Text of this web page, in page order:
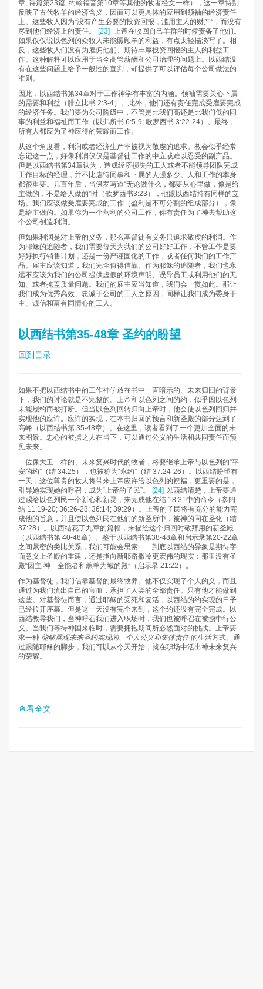
章, 诗篇第23篇, 约翰福音第10章等其他的牧者经文一样），这一章特别
反映了古代牧羊的经济含义，因而可以更具体的应用到领袖的经济责任
上。这些牧人因为“没有产生必要的投资回报，滥用主人的财产”，而没有
尽到他们经济上的责任。
[23] 上帝在收回自己羊群的时候责备了他们。
如果仅仅说以色列的众牧人未能照顾羊的利益，有点太轻描淡写了。相
反，这些牧人们没有为雇佣他们、期待丰厚投资回报的主人的利益工
作。这种解释可以应用于当今高管薪酬和公司治理的问题上。以西结没
有在这些问题上给予一般性的宣判，却提供了可以评估每个公司做法的
准则。
因此，以西结书第34章对于工作神学有丰富的内涵。领袖需要关心下属
的需要和利益（腓立比书 2:3-4）。此外，他们还有责任完成受雇要完成
的经济任务。我们要为公司阶级中，不管是比我们高还是比我们低的同
事的利益和福祉而工作（以弗所书 6:5-9; 歌罗西书 3:22-24）。最终，
所有人都应为了神应得的荣耀而工作。
从这个角度看，利润或者经济生产率被视为敬虔的追求。教会似乎经常
忘记这一点，好像利润仅仅是基督徒工作的中立或难以忍受的副产品。
但是以西结书第34章认为，造成经济损失的工人或者不能领导团队完成
工作目标的经理，并不比虐待同事和下属的人强多少。人和工作的本身
都很重要。几百年后，当保罗写道“无论做什么，都要从心里做，像是给
主做的，不是给人做的”时（歌罗西书3:23），他跟以西结持有同样的立
场。我们应该做受雇要完成的工作（盈利是不可分割的组成部分），像
是给主做的。如果你为一个营利的公司工作，你有责任为了神去帮助这
个公司创造利润。
但如果利润是对上帝的义务，那么基督徒有义务只追求敬虔的利润。作
为耶稣的追随者，我们需要每天为我们的公司好好工作，不管工作是要
好好执行销售计划，还是一份严谨固化的工作，或者任何我们的工作产
品。雇主应该知道，我们完全值得信靠。作为耶稣的追随者，我们也永
远不应该为我们的公司提供虚假的环境声明、误导员工或利用他们的无
知、或者掩盖质量问题。我们的雇主应当知道，我们会一贯如此。那让
我们成为优秀高效、忠诚于公司的工人之原因，同样让我们成为委身于
主、诚信和富有同情心的工人。
以西结书第35-48章 圣约的盼望
回到目录
如果不把以西结书中的工作神学放在书中一直暗示的、未来归回的背景
下，我们的讨论就是不完整的。上帝和以色列之间的约，似乎因以色列
未能履约而被打断。但当以色列回转归向上帝时，他会使以色列回归并
实现他的应许。应许的实现，在本书归回的预言和新圣殿的部分达到了
高峰（以西结书第 35-48章）。在这里，读者看到了一个更加全面的未
来图景。忠心的被掳之人在当下，可以通过公义的生活和共同责任而预
见未来。
一位像大卫一样的、未来复兴时代的牧者，将要继承上帝与以色列的“平
安的约”（结 34:25），也被称为“永约”（结 37:24-26）。以西结盼望有
一天，这位尊贵的牧人将带来上帝应许给以色列的祝福，更重要的是，
引导她实现她的呼召，成为“上帝的子民”。
[24] 以西结清楚，上帝要通
过赐给以色列民一个新心和新灵，来完成他在结 18:31中的命令（参阅
结 11:19-20; 36:26-28; 36:14; 39:29）。上帝的子民将有充分的能力完
成他的旨意，并且使以色列民在他们的新圣所中，被神的同在圣化（结
37:28）。以西结花了九章的篇幅，来描绘这个归回时敬拜用的新圣殿
（以西结书第 40-48章）。鉴于以西结书第38-48章和启示录第20-22章
之间紧密的类比关系，我们可能会思索——到底以西结的异象是期待字
面意义上圣殿的重建，还是指向新耶路撒冷更宏伟的现实：那里没有圣
殿“因主 神—全能者和羔羊为城的殿”（启示录 21:22）。
作为基督徒，我们信靠基督的最终牧养。他不仅实现了个人的义，而且
通过为我们流出自己的宝血，承担了人类的全部责任。只有他才能做到
这些。对基督徒而言，通过耶稣的受死和复活，以西结的约实现的日子
已经拉开序幕。但是这一天没有完全来到，这个约还没有完全完成。以
西结教导我们，当神呼召我们进入职场时，我们也被呼召在被掳中行公
义。当我们等待神国来临时，需要拥抱期间所必然面对的挑战。上帝要
求一种 能够展现未来圣约实现的、个人公义和集体责任的生活方式。通
过跟随耶稣的脚步，我们可以从今天开始，就在职场中活出神未来复兴
的荣耀。
查看全文